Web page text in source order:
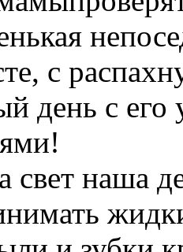
с
день с
свет наша